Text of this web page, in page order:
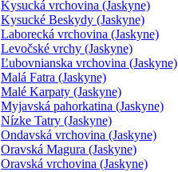
Kysucká vrchovina (Jaskyne)
Kysucké Beskydy (Jaskyne)
Laborecká vrchovina (Jaskyne)
Levočské vrchy (Jaskyne)
Ľubovnianska vrchovina (Jaskyne)
Malá Fatra (Jaskyne)
Malé Karpaty (Jaskyne)
Myjavská pahorkatina (Jaskyne)
Nízke Tatry (Jaskyne)
Ondavská vrchovina (Jaskyne)
Oravská Magura (Jaskyne)
Oravská vrchovina (Jaskyne)